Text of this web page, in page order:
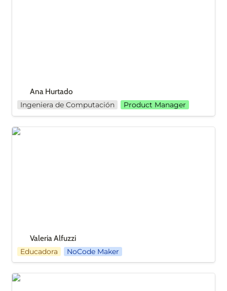
Ana Hurtado
Ingeniera de Computación Product Manager
Valeria Alfuzzi
Valeria Alfuzzi
Educadora NoCode Maker
Mileynis Velasquez